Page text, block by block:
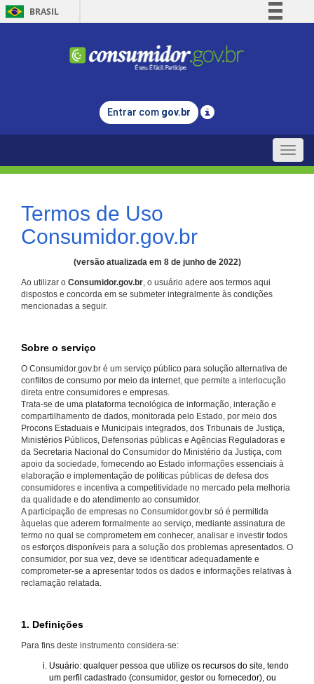
BRASIL
Comunica BR
Legislação
Entrar com gov.br
Toggle
Termos de Uso
Consumidor.gov.br
(versão atualizada em 8 de junho de 2022)
Ao utilizar o Consumidor.gov.br, o usuário adere aos termos aqui
dispostos e concorda em se submeter integralmente às condições
mencionadas a seguir.
Sobre o serviço
O Consumidor.gov.br é um serviço público para solução alternativa de
conflitos de consumo por meio da internet, que permite a interlocução
direta entre consumidores e empresas.
Trata-se de uma plataforma tecnológica de informação, interação e
compartilhamento de dados, monitorada pelo Estado, por meio dos
Procons Estaduais e Municipais integrados, dos Tribunais de Justiça,
Ministérios Públicos, Defensorias públicas e Agências Reguladoras e
da Secretaria Nacional do Consumidor do Ministério da Justiça, com
apoio da sociedade, fornecendo ao Estado informações essenciais à
elaboração e implementação de políticas públicas de defesa dos
consumidores e incentiva a competitividade no mercado pela melhoria
da qualidade e do atendimento ao consumidor.
A participação de empresas no Consumidor.gov.br só é permitida
àquelas que aderem formalmente ao serviço, mediante assinatura de
termo no qual se comprometem em conhecer, analisar e investir todos
os esforços disponíveis para a solução dos problemas apresentados. O
consumidor, por sua vez, deve se identificar adequadamente e
comprometer-se a apresentar todos os dados e informações relativas à
reclamação relatada.
1. Definições
Para fins deste instrumento considera-se:
Usuário: qualquer pessoa que utilize os recursos do site, tendo
um perfil cadastrado (consumidor, gestor ou fornecedor), ou